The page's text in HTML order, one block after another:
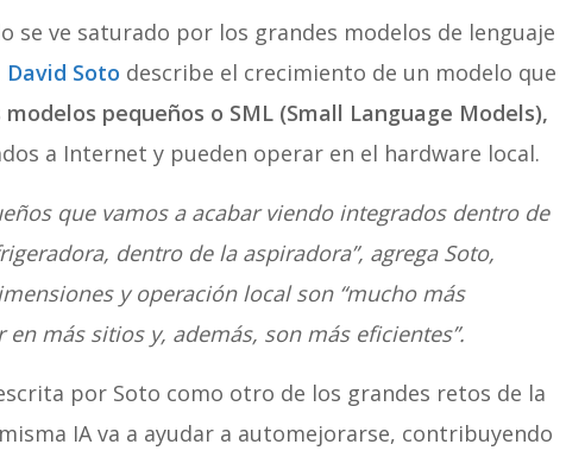
se ve saturado por los grandes modelos de lenguaje
David Soto describe el crecimiento de un modelo que
modelos pequeños o SML (Small Language Models),
a Internet y pueden operar en el hardware local.
que vamos a acabar viendo integrados dentro de
dentro de la aspiradora”, agrega Soto,
y operación local son “mucho más
más sitios y, además, son más eficientes”.
por Soto como otro de los grandes retos de la
IA va a ayudar a automejorarse, contribuyendo